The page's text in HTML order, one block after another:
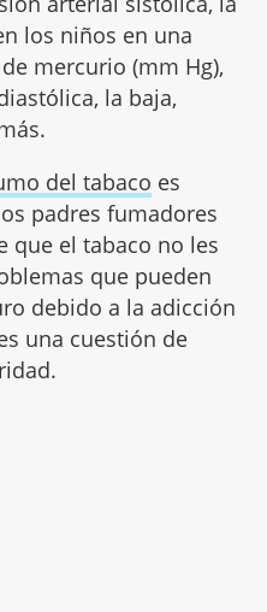
los niños en una
mercurio (mm Hg),
la baja,
del tabaco es
padres fumadores
que el tabaco no les
que pueden
debido a la adicción
una cuestión de